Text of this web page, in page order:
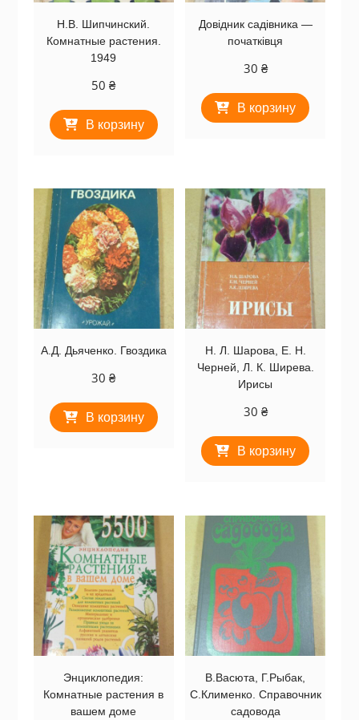
Н.В. Шипчинский.
Комнатные растения.
1949
50₴
В корзину
Довідник садівника —
початківця
30 ₴
В корзину
А.Д. Дьяченко. Гвоздика
30₴
В корзину
Н. Л. Шарова, Е. Н.
Черней, Л. К. Ширева.
Ирисы
30 ₴
В корзину
Энциклопедия:
Комнатные растения в
вашем доме
В.Васюта, Г.Рыбак,
С.Клименко. Справочник
садовода